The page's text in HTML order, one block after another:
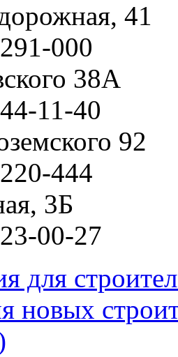
41
000
38А
11-40
92
444
3Б
00-27
для
новых